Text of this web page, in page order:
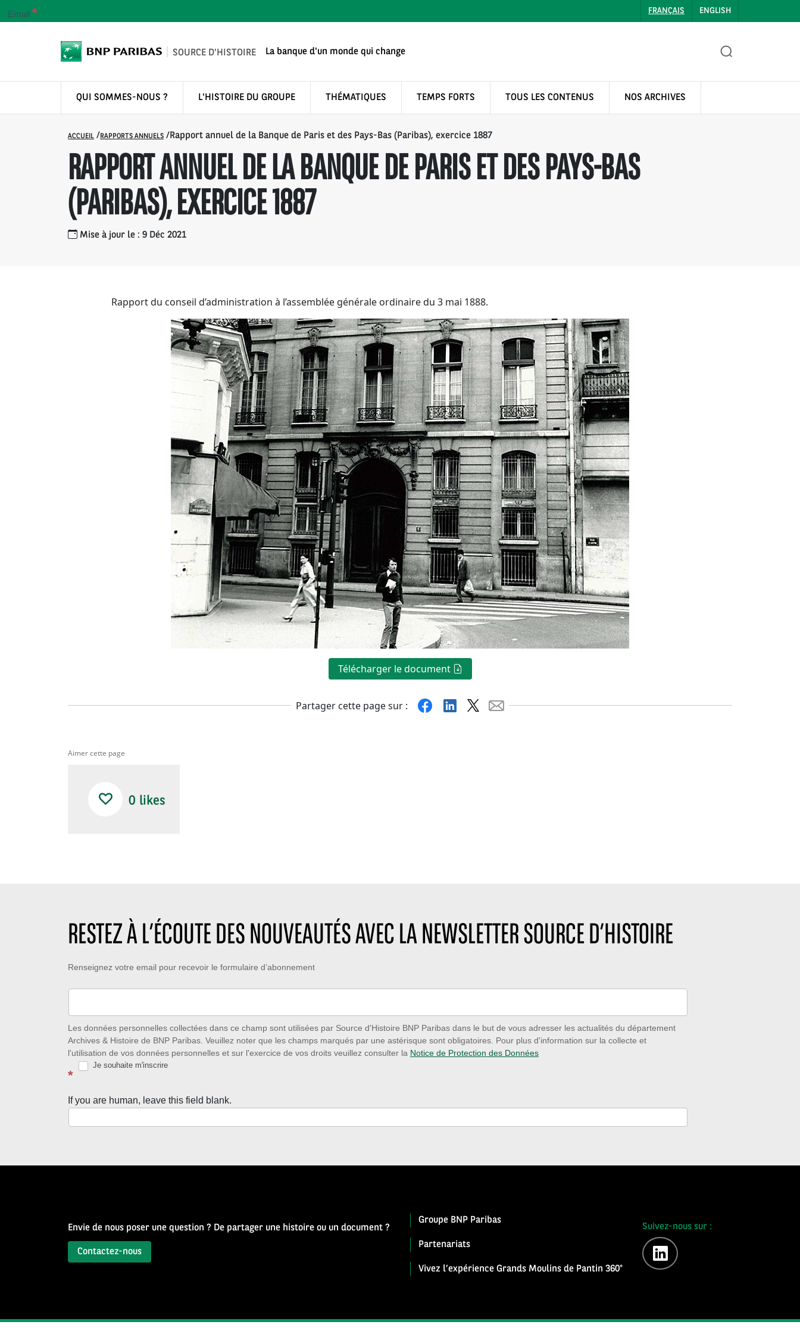
FRANÇAIS ENGLISH
SOURCE D'HISTOIRE La banque d'un monde qui change
QUI SOMMES-NOUS ? L'HISTOIRE DU GROUPE THÉMATIQUES TEMPS FORTS TOUS LES CONTENUS NOS ARCHIVES
ACCUEIL /RAPPORTS ANNUELS /Rapport annuel de la Banque de Paris et des Pays-Bas (Paribas), exercice 1887
RAPPORT ANNUEL DE LA BANQUE DE PARIS ET DES PAYS-BAS
(PARIBAS), EXERCICE 1887
Mise à jour le : 9 Déc 2021
Rapport du conseil d’administration à l’assemblée générale ordinaire du 3 mai 1888.
Télécharger le document
Partager cette page sur : FacebookLinkedin Mail
Aimer cette page
0 likes
RESTEZ À L’ÉCOUTE DES NOUVEAUTÉS AVEC LA NEWSLETTER SOURCE D’HISTOIRE
Restez
à
des
nouveautés
avec
la
Newsletter
Renseignez votre email pour recevoir le formulaire d’abonnement
Email *
Les données personnelles collectées dans ce champ sont utilisées par Source d'Histoire BNP Paribas dans le but de vous adresser les actualités du département
Archives & Histoire de BNP Paribas. Veuillez noter que les champs marqués par une astérisque sont obligatoires. Pour plus d'information sur la collecte et
l'utilisation de vos données personnelles et sur l'exercice de vos droits veuillez consulter la Notice de Protection des Données
*
Je souhaite m'inscrire
If you are human, leave this field blank.
Envie de nous poser une question ? De partager une histoire ou un document ?
Contactez-nous
Groupe BNP Paribas
Partenariats
Vivez l’expérience Grands Moulins de Pantin 360°
Suivez-nous sur :
linkedin